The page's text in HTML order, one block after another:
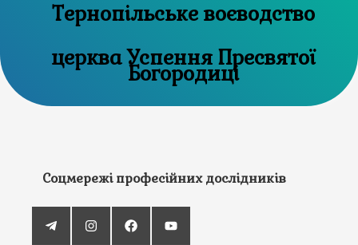
Тернопільське воєводство
церква Успення Пресвятої
Богородиці
Соцмережі професійних дослідників